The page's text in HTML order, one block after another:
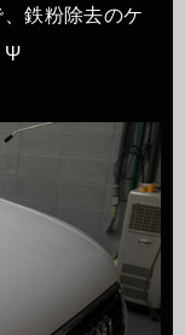
鉄粉除去のケ
Ψ